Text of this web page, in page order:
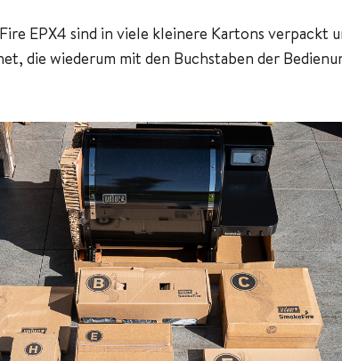
EPX4 sind in viele kleinere Kartons verpackt
die wiederum mit den Buchstaben der